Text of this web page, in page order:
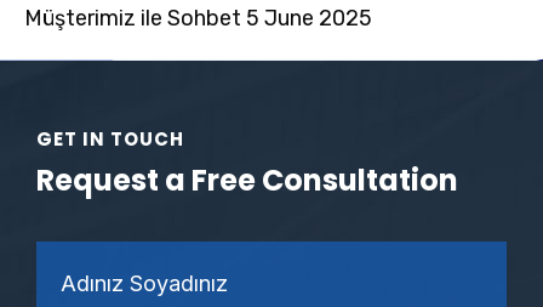
Müşterimiz ile Sohbet 5 June 2025
GET IN TOUCH
Request a Free Consultation